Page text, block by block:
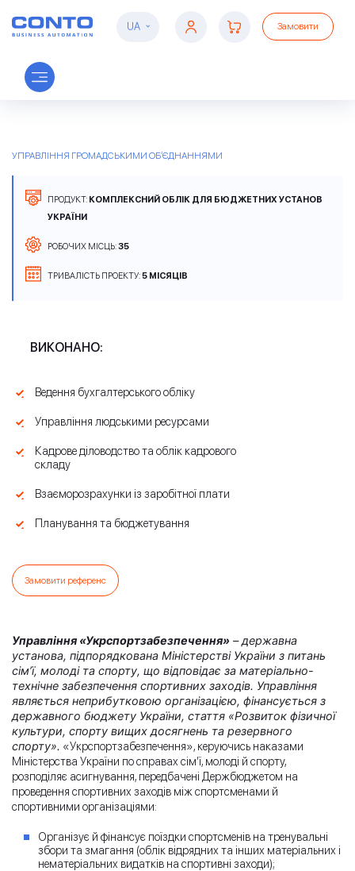
UA Замовити
Укрспортзабезпечення
УПРАВЛІННЯ ГРОМАДСЬКИМИ ОБ’ЄДНАННЯМИ
ПРОДУКТ: КОМПЛЕКСНИЙ ОБЛІК ДЛЯ БЮДЖЕТНИХ УСТАНОВ
УКРАЇНИ
РОБОЧИХ МІСЦЬ:35
ТРИВАЛІСТЬ ПРОЕКТУ:5 МІСЯЦІВ
Замовити референс
ВИКОНАНО:
Ведення бухгалтерського обліку
Управління людськими ресурсами
Кадрове діловодство та облік кадрового
складу
Взаєморозрахунки із заробітної плати
Планування та бюджетування
Управління «Укрспортзабезпечення» – державна
установа, підпорядкована Міністерстві України з питань
сім’ї, молоді та спорту, що відповідає за матеріально-
технічне забезпечення спортивних заходів. Управління
являється неприбутковою організацією, фінансується з
державного бюджету України, стаття «Розвиток фізичної
культури, спорту вищих досягнень та резервного
спорту». «Укрспортзабезпечення», керуючись наказами
Міністерства України по справах сім’ї, молоді й спорту,
розподіляє асигнування, передбачені Держбюджетом на
проведення спортивних заходів між спортсменами й
спортивними організаціями:
Організує й фінансує поїздки спортсменів на тренувальні
збори та змагання (облік відрядних та інших матеріальних і
нематеріальних видатків на спортивні заходи);